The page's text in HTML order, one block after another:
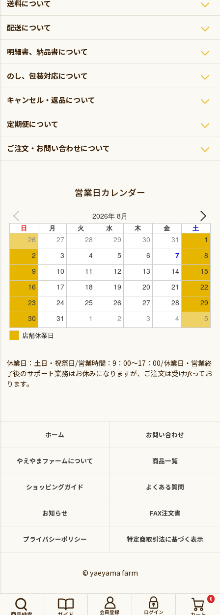
送料について
配送について
明細書、納品書について
のし、包装対応について
キャンセル・返品について
定期便について
ご注文・お問い合わせについて
営業日カレンダー
休業日：土日・祝祭日/営業時間：9：00～17：00/休業日・営業終
了後のサポート業務はお休みになりますが、ご注文は受け承ってお
ります。
ホーム お問い合わせ
やえやまファームについて 商品一覧
ショッピングガイド よくある質問
お知らせ FAX注文書
プライバシーポリシー 特定商取引法に基づく表示
© yaeyama farm
会員登録 ログイン
0